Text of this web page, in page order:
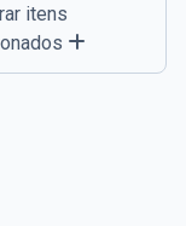
itens